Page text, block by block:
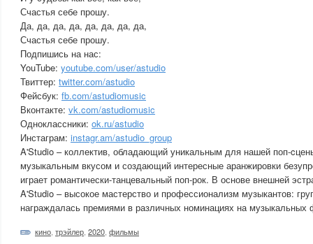
Счастья себе прошу.
Да, да, да, да, да, да, да, да,
Счастья себе прошу.
Подпишись на нас:
YouTube: youtube.com/user/astudio
Твиттер: twitter.com/astudio
Фейсбук: fb.com/astudiomusic
Вконтакте: vk.com/astudiomusic
Одноклассники: ok.ru/astudio
Инстаграм: instagr.am/astudio_group
A'Studio – коллектив, обладающий уникальным для нашей поп-
музыкальным вкусом и создающий интересные аранжировки
играет романтически-танцевальный поп-рок. В основе внешней
A'Studio – высокое мастерство и профессионализм музыкантов:
награждалась премиями в различных номинациях на музыкальных
кино трэйлер 2020 фильмы